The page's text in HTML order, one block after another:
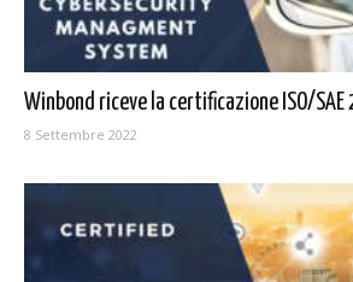
Winbond riceve la certificazione ISO/
8 Settembre 2022